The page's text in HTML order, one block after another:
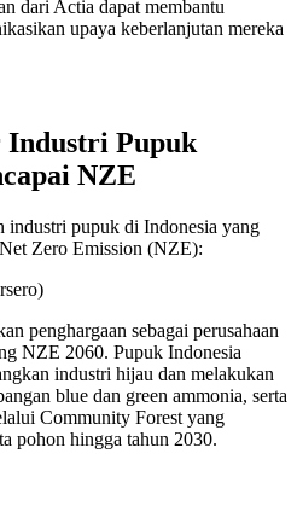
dari Actia dapat membantu
upaya keberlanjutan mereka
Industri Pupuk
NZE
industri pupuk di Indonesia yang
Zero Emission (NZE):
penghargaan sebagai perusahaan
NZE 2060. Pupuk Indonesia
industri hijau dan melakukan
blue dan green ammonia, serta
Community Forest yang
pohon hingga tahun 2030.